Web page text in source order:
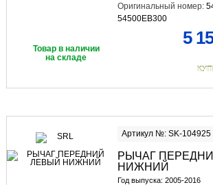
Оригинальный номер:
54500EB300
Товар в наличии
на складе
5
Артикул №: SK-104925
РЫЧАГ
НИЖНИЙ
Год выпуска: 2005-2016